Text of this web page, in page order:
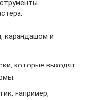
карандашом и
которые выходят
например,